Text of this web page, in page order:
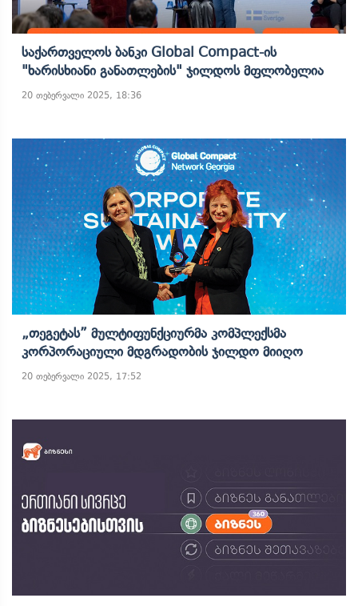
Საქართველოს Ბანკი Global Compact-Ის
"ხარისხიანი Განათლების" Ჯილდოს Მფლობელია
20 თებერვალი 2025, 18:36
„თეგეტას” Მულტიფუნქციურმა Კომპლექსმა
Კორპორაციული Მდგრადობის Ჯილდო Მიიღო
20 თებერვალი 2025, 17:52